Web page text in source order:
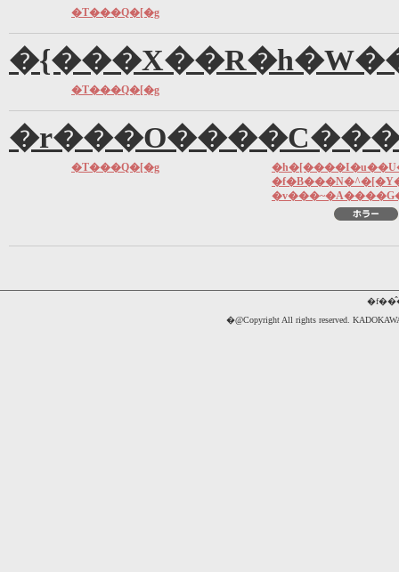
�T���Q�[�g
�T���Q�[�g
�T���Q�[�g
�@Copyright All rights reserved.